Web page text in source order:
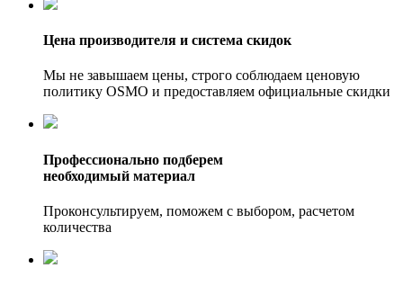
Цена производителя и система скидок
Мы не завышаем цены, строго соблюдаем ценовую
политику OSMO и предоставляем официальные скидки
Профессионально подберем
необходимый материал
Проконсультируем, поможем с выбором, расчетом
количества